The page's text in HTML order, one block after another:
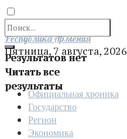
Результатов нет
Читать все
результаты
Отправить
Республика Армения
Пятница, 7 августа, 2026
Официальная хроника
Государство
Регион
Экономика